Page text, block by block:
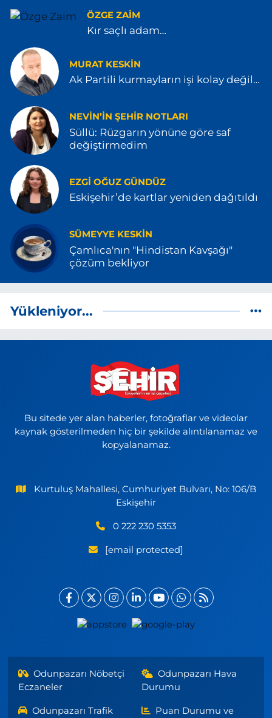
ÖZGE ZAIM
Kır saçlı adam…
MURAT KESKİN
Ak Partili kurmayların işi kolay değil…
NEVIN’IN ŞEHIR NOTLARI
Süllü: Rüzgarın yönüne göre saf
değiştirmedim
EZGI OĞUZ GÜNDÜZ
Eskişehir’de kartlar yeniden dağıtıldı
SÜMEYYE KESKIN
Çamlıca'nın "Hindistan Kavşağı"
çözüm bekliyor
Yükleniyor...
Bu sitede yer alan haberler, fotoğraflar ve videolar
kaynak gösterilmeden hiç bir şekilde alıntılanamaz ve
kopyalanamaz.
Kurtuluş Mahallesi, Cumhuriyet Bulvarı, No: 106/B
Eskişehir
0 222 230 5353
[email protected]
Odunpazarı Nöbetçi
Eczaneler
Odunpazarı Hava
Durumu
Odunpazarı Trafik Puan Durumu ve